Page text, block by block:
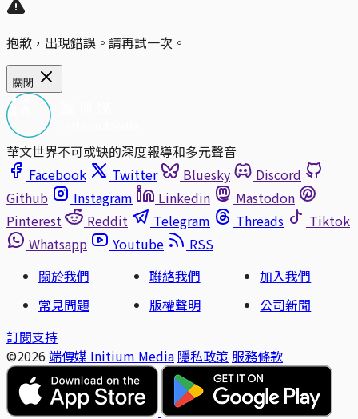
抱歉，出現錯誤。請再試一次。
關閉
華文世界不可或缺的深度報導和多元聲音
Facebook
Twitter Bluesky
Discord
Github
Instagram Linkedin
Mastodon
Pinterest
Reddit Telegram Threads
Tiktok
Whatsapp
Youtube
RSS
關於我們
聯絡我們
加入我們
常見問題
版權聲明
公司新聞
訂閱支持
©2026 端傳媒 Initium Media 隱私政策 服務條款